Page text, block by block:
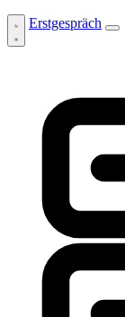
Erstgespräch